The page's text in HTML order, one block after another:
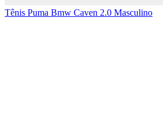
Tênis Puma Bmw Caven 2.0 Masculino